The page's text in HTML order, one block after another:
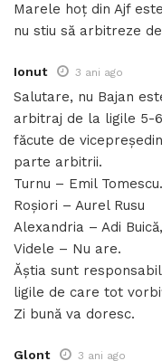
Marele hoț din Ajf
nu stiu să arbitreze
Ionut 3 ani ago
Salutare, nu Bajan
arbitraj de la ligile 5-
făcute de
parte arbitrii.
Turnu – Emil Tomescu.
Roșiori – Aurel Rusu
Alexandria – Adi
Videle – Nu are.
Ăștia sunt
ligile de care tot
Zi bună va doresc.
Glont 3 ani ago